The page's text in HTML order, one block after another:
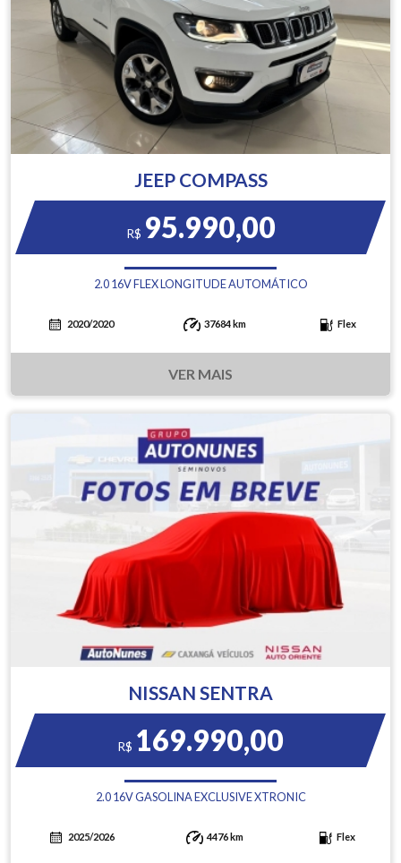
JEEP COMPASS
R$ 95.990,00
2.0 16V FLEX LONGITUDE AUTOMÁTICO
2020/2020 37684 km Flex
VER MAIS
NISSAN SENTRA
R$ 169.990,00
2.0 16V GASOLINA EXCLUSIVE XTRONIC
2025/2026 4476 km Flex